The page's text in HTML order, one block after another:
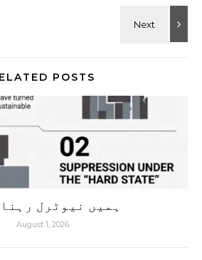
POSTS
ہمیں نیوٹرل
August 1, 2026